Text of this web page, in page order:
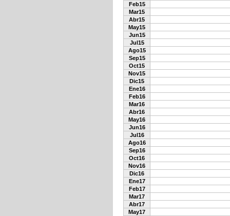
Feb15
Mar15
Abr15
May15
Jun15
Jul15
Ago15
Sep15
Oct15
Nov15
Dic15
Ene16
Feb16
Mar16
Abr16
May16
Jun16
Jul16
Ago16
Sep16
Oct16
Nov16
Dic16
Ene17
Feb17
Mar17
Abr17
May17